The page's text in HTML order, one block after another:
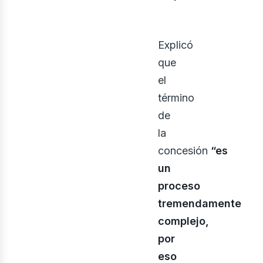
Explicó
que
el
término
de
la
concesión “es
un
proceso
tremendamente
complejo,
por
eso